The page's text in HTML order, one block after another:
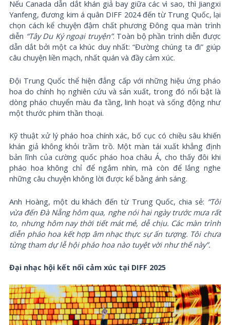
Nếu Canada dẫn dắt khán giả bay giữa các vì sao, thì Jiangxi
Yanfeng, đương kim á quân DIFF 2024 đến từ Trung Quốc, lại
chọn cách kể chuyện đậm chất phương Đông qua màn trình
diễn “Tây Du Ký ngoại truyện”. Toàn bộ phần trình diễn được
dẫn dắt bởi một ca khúc duy nhất: “Đường chúng ta đi” giúp
câu chuyện liền mạch, nhất quán và đầy cảm xúc.
Đội Trung Quốc thể hiện đẳng cấp với những hiệu ứng pháo
hoa do chính họ nghiên cứu và sản xuất, trong đó nổi bật là
dòng pháo chuyển màu đa tầng, linh hoạt và sống động như
một thước phim thần thoại.
Kỹ thuật xử lý pháo hoa chính xác, bố cục có chiều sâu khiến
khán giả không khỏi trầm trồ. Một màn tái xuất khẳng định
bản lĩnh của cường quốc pháo hoa châu Á, cho thấy đôi khi
pháo hoa không chỉ để ngắm nhìn, mà còn để lắng nghe
những câu chuyện không lời được kể bằng ánh sáng.
Anh Hoàng, một du khách đến từ Trung Quốc, chia sẻ: “Tôi
vừa đến Đà Nẵng hôm qua, nghe nói hai ngày trước mưa rất
to, nhưng hôm nay thời tiết mát mẻ, dễ chịu. Các màn trình
diễn pháo hoa kết hợp âm nhạc thực sự ấn tượng. Tôi chưa
từng tham dự lễ hội pháo hoa nào tuyệt vời như thế này”.
Đại nhạc hội kết nối cảm xúc tại DIFF 2025